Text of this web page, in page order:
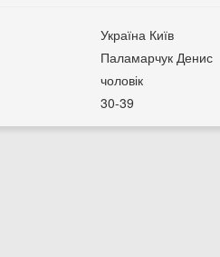
Україна Київ
Паламарчук Денис
чоловік
30-39